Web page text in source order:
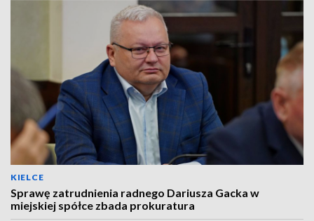
KIELCE
Sprawę zatrudnienia radnego Dariusza Gacka w
miejskiej spółce zbada prokuratura